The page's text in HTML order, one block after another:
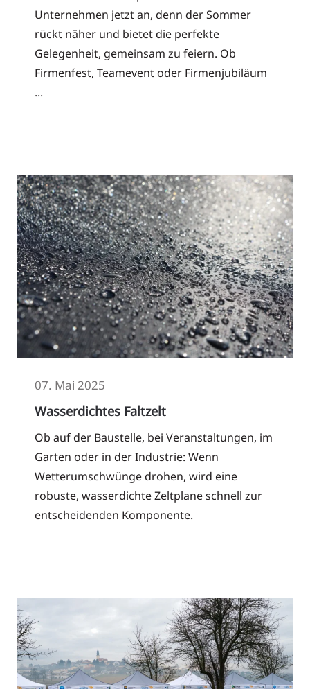
Unternehmen jetzt an, denn der Sommer
rückt näher und bietet die perfekte
Gelegenheit, gemeinsam zu feiern. Ob
Firmenfest, Teamevent oder Firmenjubiläum
...
07. Mai 2025
Wasserdichtes Faltzelt
Ob auf der Baustelle, bei Veranstaltungen, im
Garten oder in der Industrie: Wenn
Wetterumschwünge drohen, wird eine
robuste, wasserdichte Zeltplane schnell zur
entscheidenden Komponente.